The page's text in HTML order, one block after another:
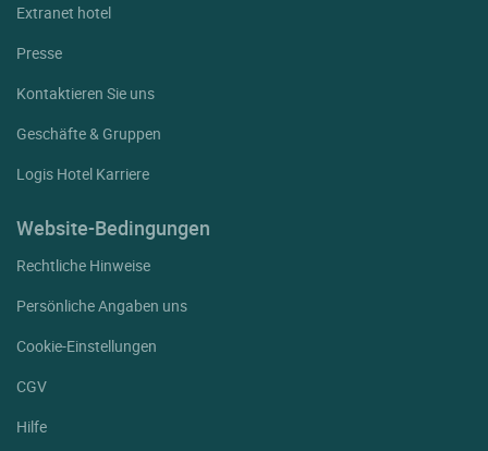
Extranet hotel
Presse
Kontaktieren Sie uns
Geschäfte & Gruppen
Logis Hotel Karriere
Website-Bedingungen
Rechtliche Hinweise
Persönliche Angaben uns
Cookie-Einstellungen
CGV
Hilfe